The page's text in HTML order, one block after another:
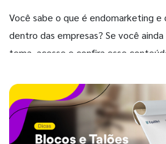
Você sabe o que é endomarketing e
dentro das empresas? Se você
tema, acesse e confira esse